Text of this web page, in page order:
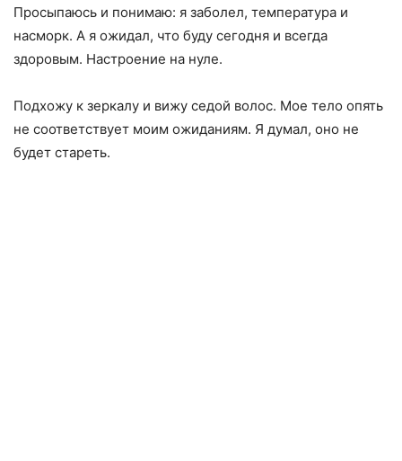
Просыпаюсь и понимаю: я заболел, температура и
насморк. А я ожидал, что буду сегодня и всегда
здоровым. Настроение на нуле.
Подхожу к зеркалу и вижу седой волос. Мое тело опять
не соответствует моим ожиданиям. Я думал, оно не
будет стареть.